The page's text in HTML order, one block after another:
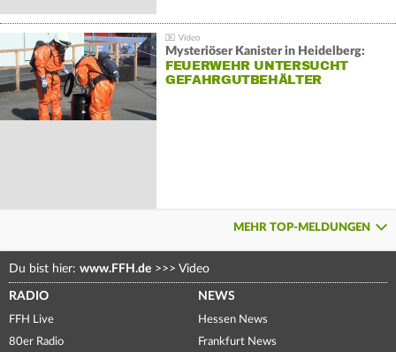
Mysteriöser Kanister in Heidelberg:
FEUERWEHR UNTERSUCHT
GEFAHRGUTBEHÄLTER
MEHR TOP-MELDUNGEN
Du bist hier: www.FFH.de >>> Video
RADIO
FFH Live
80er Radio
NEWS
Hessen News
Frankfurt News